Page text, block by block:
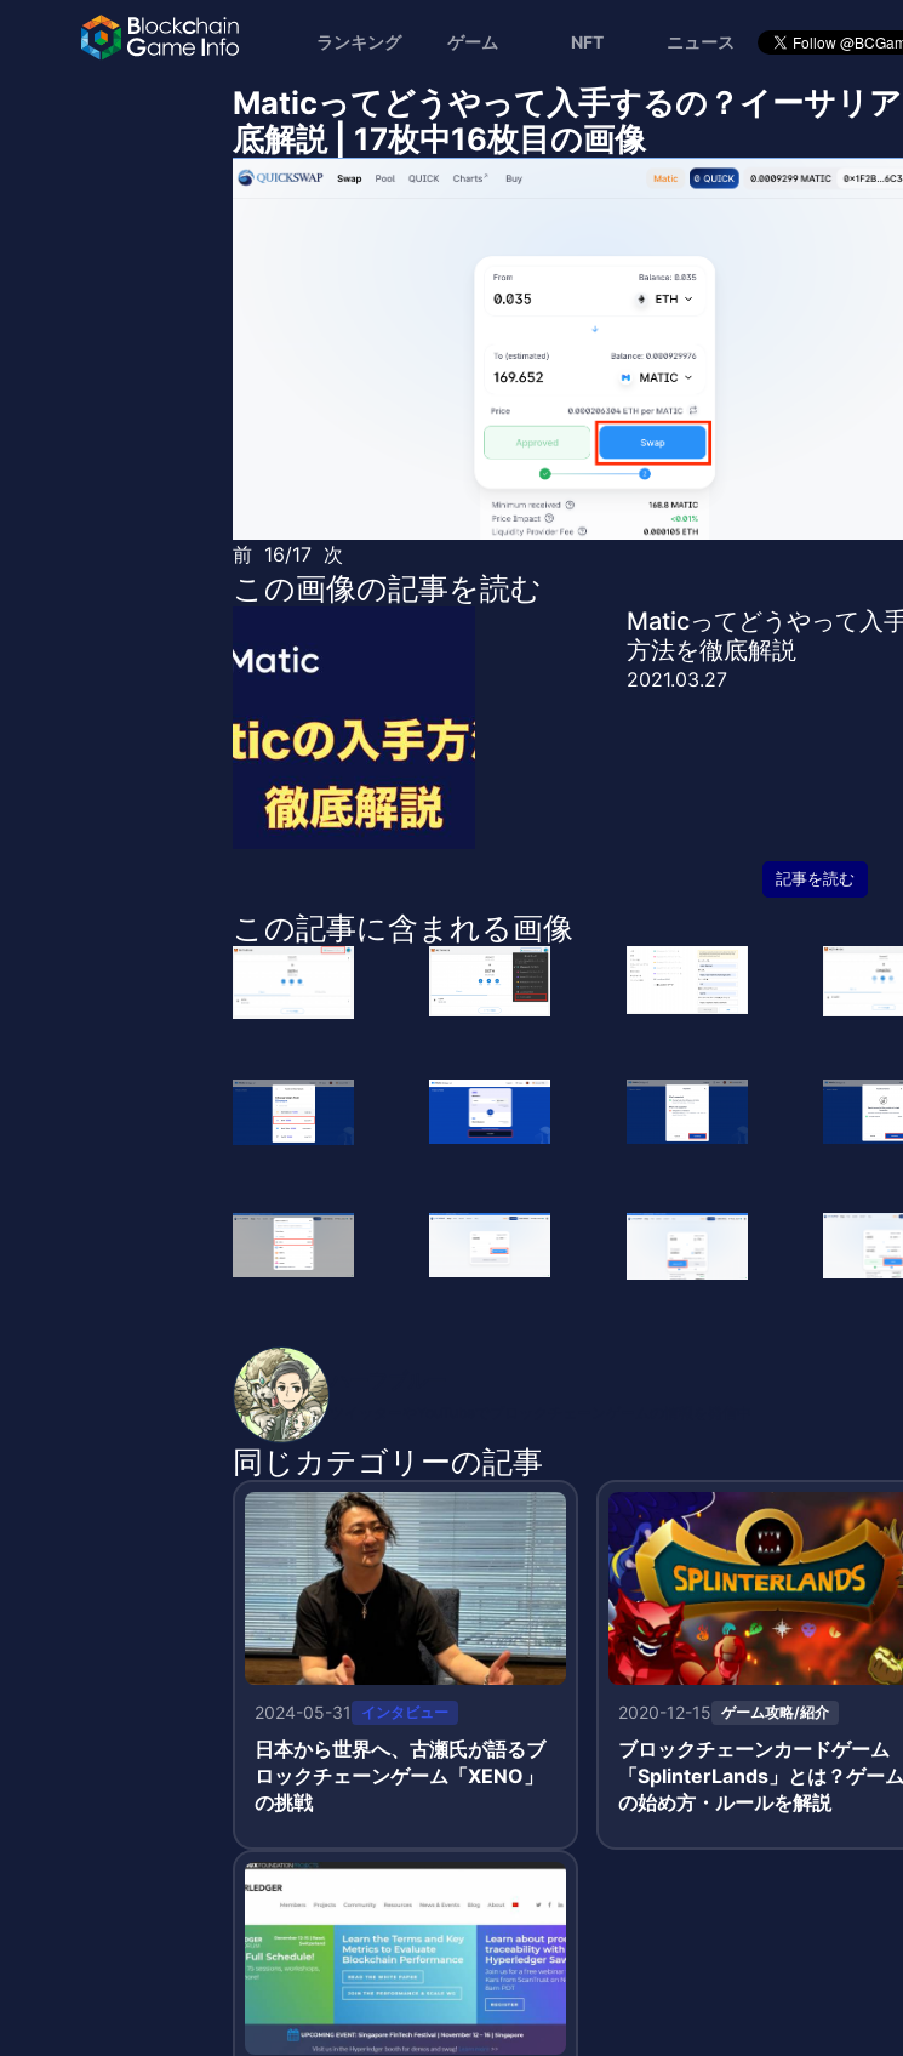
ランキング ゲーム NFT ニュース
Maticってどうやって入手するの？イーサリ
底解説 | 17枚中16枚目の画像
前 16/17 次
この画像の記事を読む
Maticってどうやって入
方法を徹底解説
2021.03.27
記事を読む
この記事に含まれる画像
同じカテゴリーの記事
2024-05-31 インタビュー
日本から世界へ、古瀬氏が語るブ
ロックチェーンゲーム「XENO」
の挑戦
2020-12-15 ゲーム攻略/紹介
ブロックチェーンカードゲーム
「SplinterLands」とは？ゲーム
の始め方・ルールを解説